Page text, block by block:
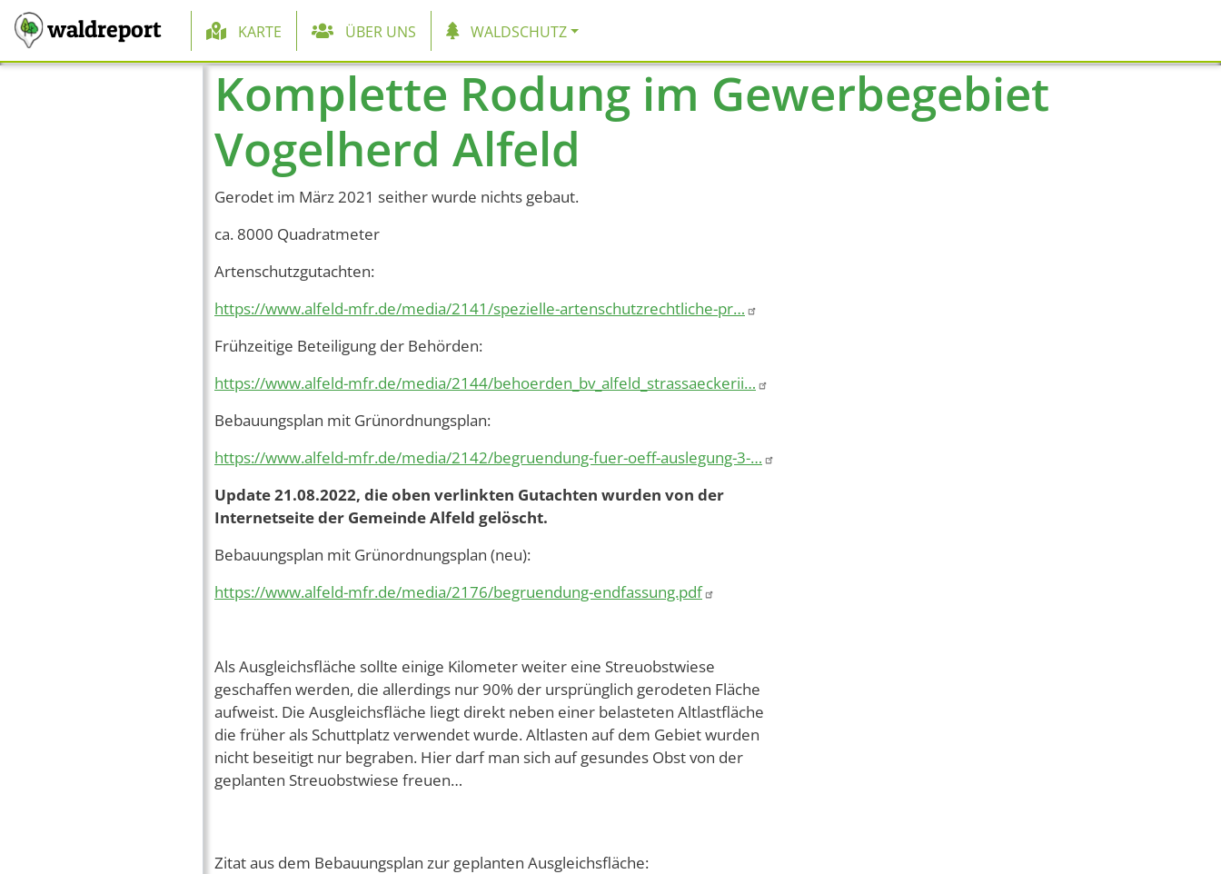
waldreport Hauptnavigation
KARTE ÜBER UNS WALDSCHUTZ
Komplette Rodung im Gewerbegebiet
Vogelherd Alfeld
Gerodet im März 2021 seither wurde nichts gebaut.
ca. 8000 Quadratmeter
Artenschutzgutachten:
https://www.alfeld-mfr.de/media/2141/spezielle-artenschutzrechtliche-pr…
Frühzeitige Beteiligung der Behörden:
https://www.alfeld-mfr.de/media/2144/behoerden_bv_alfeld_strassaeckerii…
Bebauungsplan mit Grünordnungsplan:
https://www.alfeld-mfr.de/media/2142/begruendung-fuer-oeff-auslegung-3-…
Update 21.08.2022, die oben verlinkten Gutachten wurden von der
Internetseite der Gemeinde Alfeld gelöscht.
Bebauungsplan mit Grünordnungsplan (neu):
https://www.alfeld-mfr.de/media/2176/begruendung-endfassung.pdf
Als Ausgleichsfläche sollte einige Kilometer weiter eine Streuobstwiese
geschaffen werden, die allerdings nur 90% der ursprünglich gerodeten Fläche
aufweist. Die Ausgleichsfläche liegt direkt neben einer belasteten Altlastfläche
die früher als Schuttplatz verwendet wurde. Altlasten auf dem Gebiet wurden
nicht beseitigt nur begraben. Hier darf man sich auf gesundes Obst von der
geplanten Streuobstwiese freuen…
Zitat aus dem Bebauungsplan zur geplanten Ausgleichsfläche: